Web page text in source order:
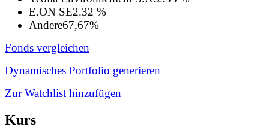
E.ON SE2.32 %
Andere67,67%
Fonds vergleichen
Dynamisches Portfolio generieren
Zur Watchlist hinzufügen
Kurs